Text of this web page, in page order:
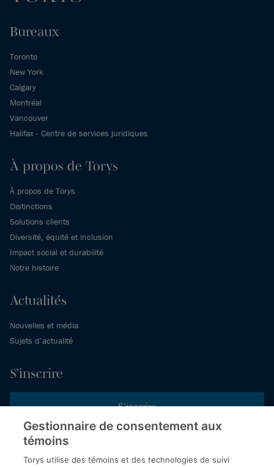
Bureaux
Toronto
New York
Calgary
Montréal
Vancouver
Halifax - Centre de services juridiques
À propos de Torys
À propos de Torys
Distinctions
Solutions clients
Diversité, équité et inclusion
Impact social et durabilité
Notre histoire
Actualités
Nouvelles et média
Sujets d’actualité
S’inscrire
S’inscrire
Inscrivez-vous aux publications de Torys pour recevoir nos derniers
commentaires, notre calendrier de webinaires et d’événements et
Gestionnaire de consentement aux
témoins
Torys utilise des témoins et des technologies de suivi